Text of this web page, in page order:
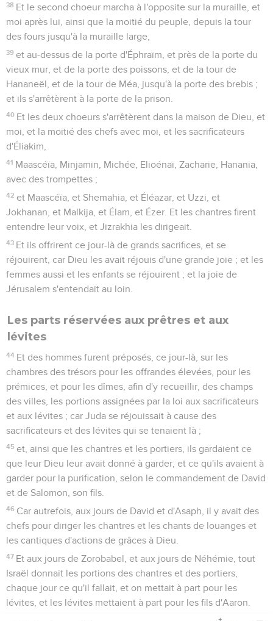
38 Et le second choeur marcha à l'opposite sur la muraille, et
moi après lui, ainsi que la moitié du peuple, depuis la tour
des fours jusqu'à la muraille large,
39 et au-dessus de la porte d'Éphraïm, et près de la porte du
vieux mur, et de la porte des poissons, et de la tour de
Hananeël, et de la tour de Méa, jusqu'à la porte des brebis ;
et ils s'arrêtèrent à la porte de la prison.
40 Et les deux choeurs s'arrêtèrent dans la maison de Dieu, et
moi, et la moitié des chefs avec moi, et les sacrificateurs
d'Éliakim,
41 Maascéïa, Minjamin, Michée, Elioénaï, Zacharie, Hanania,
avec des trompettes ;
42 et Maascéïa, et Shemahia, et Éléazar, et Uzzi, et
Jokhanan, et Malkija, et Élam, et Ézer. Et les chantres firent
entendre leur voix, et Jizrakhia les dirigeait.
43 Et ils offrirent ce jour-là de grands sacrifices, et se
réjouirent, car Dieu les avait réjouis d'une grande joie ; et les
femmes aussi et les enfants se réjouirent ; et la joie de
Jérusalem s'entendait au loin.
Les parts réservées aux prêtres et aux
lévites
44 Et des hommes furent préposés, ce jour-là, sur les
chambres des trésors pour les offrandes élevées, pour les
prémices, et pour les dîmes, afin d'y recueillir, des champs
des villes, les portions assignées par la loi aux sacrificateurs
et aux lévites ; car Juda se réjouissait à cause des
sacrificateurs et des lévites qui se tenaient là ;
45 et, ainsi que les chantres et les portiers, ils gardaient ce
que leur Dieu leur avait donné à garder, et ce qu'ils avaient à
garder pour la purification, selon le commandement de David
et de Salomon, son fils.
46 Car autrefois, aux jours de David et d'Asaph, il y avait des
chefs pour diriger les chantres et les chants de louanges et
les cantiques d'actions de grâces à Dieu.
47 Et aux jours de Zorobabel, et aux jours de Néhémie, tout
Israël donnait les portions des chantres et des portiers,
chaque jour ce qu'il fallait, et on mettait à part pour les
lévites, et les lévites mettaient à part pour les fils d'Aaron.